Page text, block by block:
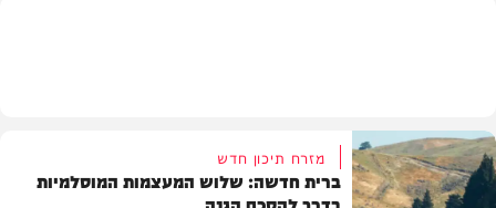
מזרח תיכון חדש
ברית חדשה: שלוש המעצמות המוסלמיות